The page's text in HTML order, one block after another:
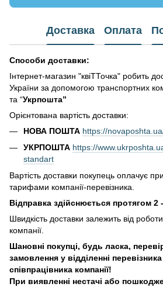
Доставка Оплата
Способи доставки:
Інтернет-магазин "квіТТочка" робить
України за допомогою транспортних
та “Укрпошта”
Орієнтована вартість доставки:
НОВА ПОШТА https://
УКРПОШТА https://
standart
Вартість доставки покупець оплачує
тарифами компанії-перевізника.
Відправка здійснюється протягом 2
Швидкість доставки залежить від
компанії.
Шановні покупці, будь ласка,
замовлення у відділенні
співпрацівника компанії!
При виявленні нестачі або